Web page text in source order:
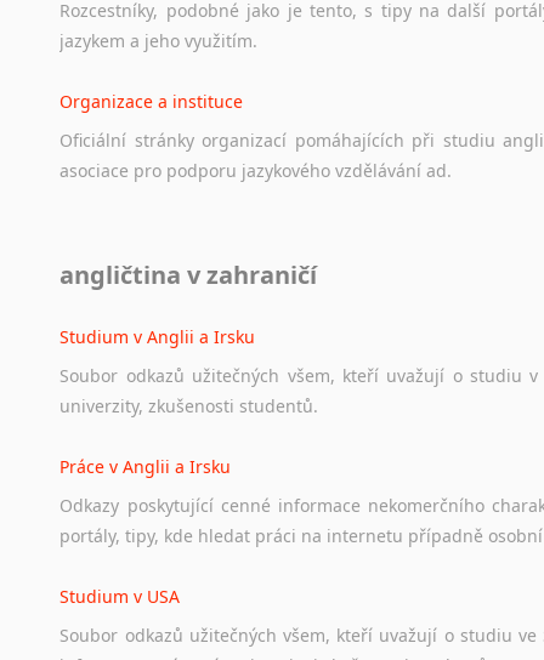
Rozcestníky, podobné jako je tento, s tipy na další
jazykem a jeho využitím.
Organizace a instituce
Oficiální stránky organizací pomáhajících při studiu
asociace pro podporu jazykového vzdělávání ad.
Ať už se jedná o česká diskusní
angličtina v zahraničí
Studium v Anglii a Irsku
Soubor odkazů užitečných všem, kteří uvažují o studiu v
univerzity, zkušenosti studentů.
Práce v Anglii a Irsku
Odkazy poskytující cenné informace nekomerčního
portály, tipy, kde hledat práci na internetu případně osobní
Studium v USA
Soubor odkazů užitečných všem, kteří uvažují o studiu ve